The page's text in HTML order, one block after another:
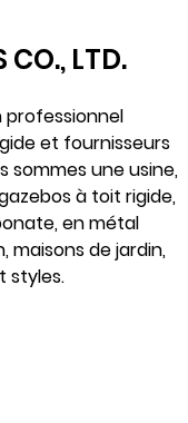
CO., LTD.
professionnel
et fournisseurs
sommes une usine,
à toit rigide,
en métal
maisons de jardin,
styles.